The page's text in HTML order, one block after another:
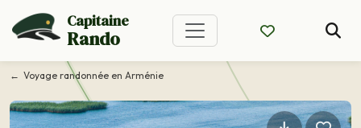
Capitaine
Rando
Voyage randonnée en Arménie